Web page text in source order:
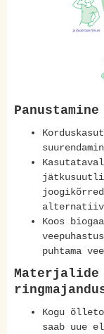
Koos
puhtama
Materjalide
Kogu
saab uue